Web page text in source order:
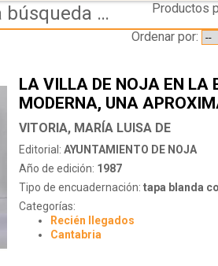
Resultado de la búsqueda de editorial ayuntamiento-de-noja
Productos
Ordenar por:
LA VILLA DE NOJA EN LA
MODERNA, UNA
VITORIA, MARÍA LUISA DE
Editorial: AYUNTAMIENTO DE NOJA
Año de edición: 1987
Tipo de encuadernación: tapa blanda
Categorías:
Recién llegados
Cantabria